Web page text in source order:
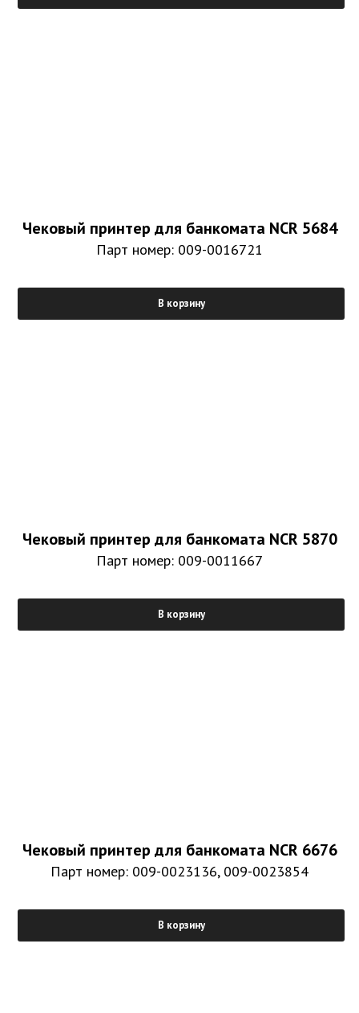
Чековый принтер для банкомата NCR 5684
Парт номер: 009-0016721
В корзину
Чековый принтер для банкомата NCR 5870
Парт номер: 009-0011667
В корзину
Чековый принтер для банкомата NCR 6676
Парт номер: 009-0023136, 009-0023854
В корзину